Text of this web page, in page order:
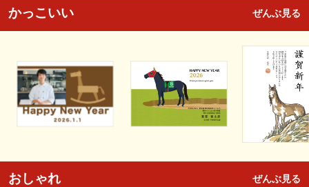
かっこいい ぜんぶ見る
おしゃれ ぜんぶ見る